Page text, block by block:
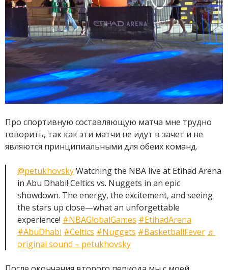
Про спортивную составляющую матча мне трудно
говорить, так как эти матчи не идут в зачет и не
являются принципиальными для обеих команд.
@petukhovskyWatching the NBA live at Etihad Arena
in Abu Dhabi! Celtics vs. Nuggets in an epic
showdown. The energy, the excitement, and seeing
the stars up close—what an unforgettable
experience! #NBAGlobalGames #EtihadArena
#AbuDhabi #Celtics #Nuggets #BasketballFever ♬
original sound – petukhovsky